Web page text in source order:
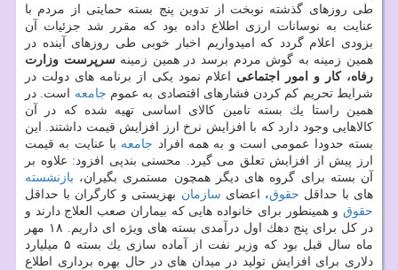
طی روزهای گذشته نوبخت از تدوین پنج بسته حمایتی از مردم با
عنایت به نوسانات ارزی اطلاع داده بود كه مقرر شد جزئیات آن
بزودی اعلام گردد كه امیدواریم اخبار خوبی طی روزهای آینده در
همین زمینه به گوش مردم برسد در همین زمینهسرپرست وزارت
رفاه، كار و امور اجتماعی اعلام نمود یكی از برنامه های دولت در
شرایط تحریم كم كردن فشارهای اقتصادی به عموم جامعه است. در
همین راستا یك بسته تامین كالای اساسی تهیه شده كه در آن
كالاهایی وجود دارد كه با افزایش نرخ ارز افزایش قیمت داشتند. این
بسته حدودا عمومی است و به همه افراد جامعه با عنایت به قیمت
ارز پیش از افزایش تعلق می گیرد. محسنی بندپی افزود: علاوه بر
آن بسته برای گروه های دیگر همچون مستمری بگیران، بازنشسته
های با حداقل حقوق، اعضای سازمان بهزیستی و كارگران با حداقل
حقوق و همینطور برای خانواده هایی كه بیماران صعب العلاج دارند و
در كل برای پنج دهك اول درآمدی بسته های ویژه ای داریم. ۱۸ مهر
ماه سال قبل بود كه وزیر نفت از آماده سازی یك بسته ۵ میلیارد
دلاری برای افزایش تولید در میدان های در حال بهره برداری اطلاع